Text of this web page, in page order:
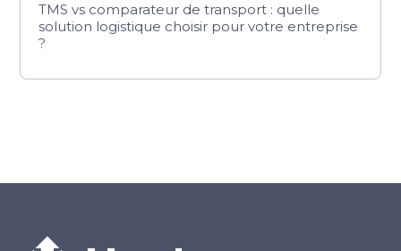
TMS vs comparateur de transport : quelle
solution logistique choisir pour votre entreprise
?